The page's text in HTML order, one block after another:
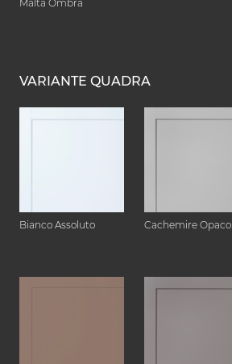
Malta Ombra
VARIANTE QUADRA
Bianco Assoluto Cachemire Opaco